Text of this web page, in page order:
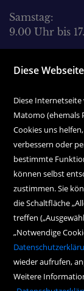
Samstag:
9.00 Uhr bis
Copyright Icons:
Diese
Diese
Matomo (ehemals
Cookies uns
verbessern oder
bestimmte
können selbst
zustimmen. Sie
die Schaltfläche
treffen
„Notwendige
wieder aufrufen,
Weitere